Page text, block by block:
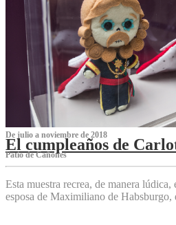
De julio a noviembre de 2018
El cumpleaños de
Patio de Cañones
Esta muestra recrea, de manera
esposa de Maximiliano de